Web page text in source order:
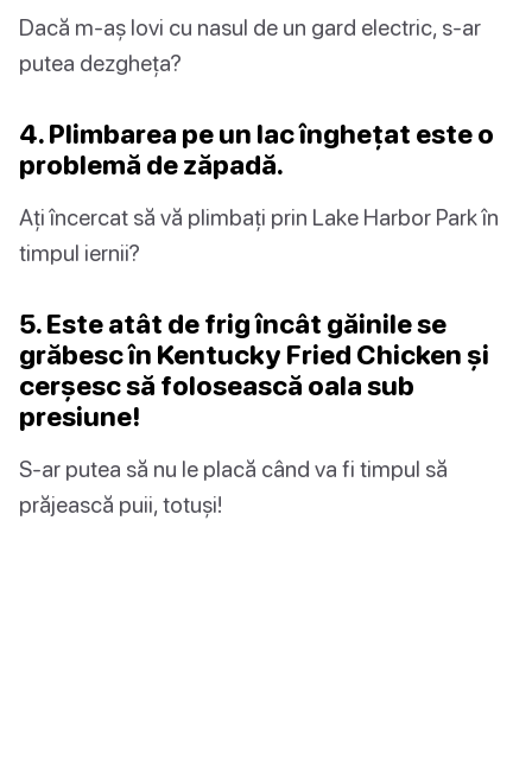
Dacă m-aș lovi cu nasul de un gard electric, s-ar
putea dezgheța?
4. Plimbarea pe un lac înghețat este o
problemă de zăpadă.
Ați încercat să vă plimbați prin Lake Harbor Park în
timpul iernii?
5. Este atât de frig încât găinile se
grăbesc în Kentucky Fried Chicken și
cerșesc să folosească oala sub
presiune!
S-ar putea să nu le placă când va fi timpul să
prăjească puii, totuși!